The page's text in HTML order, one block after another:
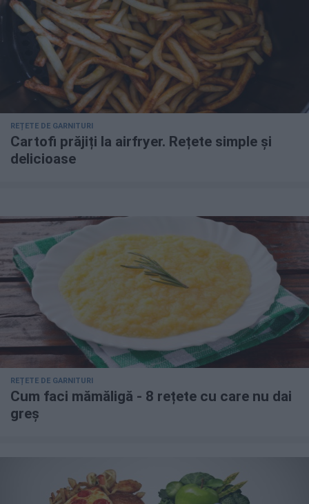
REȚETE DE GARNITURI
Cartofi prăjiți la airfryer. Rețete simple și
delicioase
REȚETE DE GARNITURI
Cum faci mămăligă - 8 rețete cu care nu dai
greș